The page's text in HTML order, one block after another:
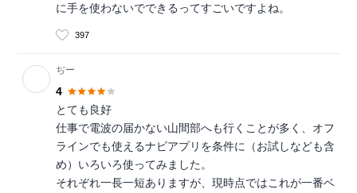
に手を使わないでできるってすごいですよね。
397
ぢー
4
とても良好
仕事で電波の届かない山間部へも行くことが多く、オフ
ラインでも使えるナビアプリを条件に（お試しなども含
め）いろいろ使ってみました。
それぞれ一長一短ありますが、現時点ではこれが一番ベ